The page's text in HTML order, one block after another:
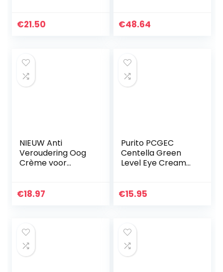
Huidveroudering –
€21.50
15 ml), Wit
€48.64
NIEUW Anti
Veroudering Oog
Crème voor
die Wallen,
€18.97
Purito PCGEC
Centella Green
Level Eye Cream
€15.95